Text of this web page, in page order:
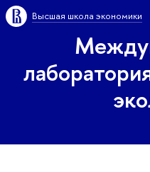
Высшая школа экономики